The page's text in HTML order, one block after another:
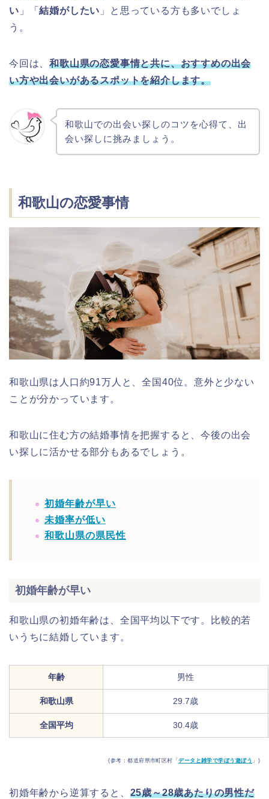
い 」「結婚がしたい 」と思っている方も多いでしょ
う。
今回は、和歌山県の恋愛事情と共に、おすすめの出会
い方や出会いがあるスポットを紹介します。
和歌山での出会い探しのコツを心得て、出
会い探しに挑みましょう。
和歌山の恋愛事情
和歌山県は人口約91万人と、全国40位。意外と少ない
ことが分かっています。
和歌山に住む方の結婚事情を把握すると、今後の出会
い探しに活かせる部分もあるでしょう。
初婚年齢が早い
未婚率が低い
和歌山県の県民性
初婚年齢が早い
和歌山県の初婚年齢は、全国平均以下です。比較的若
いうちに結婚しています。
年齢 男性
和歌山県 29.7歳
全国平均 30.4歳
(参考：都道府県市町区村「データと雑学で学ぼう遊ぼう 」)
初婚年齢から逆算すると、 25歳～28歳あたりの男性だ